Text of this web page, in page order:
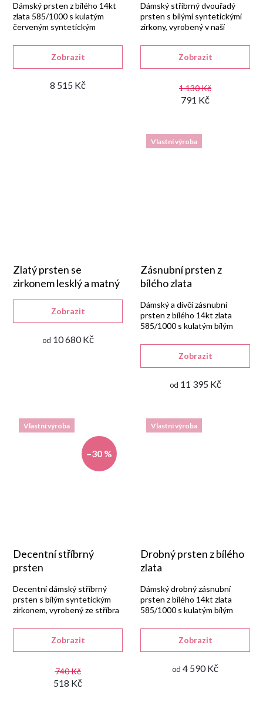
8 515 Kč
Zobrazit
Dámský prsten z bílého 14kt
zlata 585/1000 s kulatým
červeným syntetickým
lesklém provedení.
1 130 Kč
791 Kč
Zobrazit
Dámský stříbrný dvouřadý
prsten s bílými syntetickými
zirkony, vyrobený v naší
925/1000 s lesklou
rhodiovanou úpravou.
Zlatý prsten se
zirkonem lesklý a matný
od 10 680 Kč
Zobrazit
Vlastní výroba
Zásnubní prsten z
bílého zlata
od 11 395 Kč
Zobrazit
Dámský a dívčí zásnubní
prsten z bílého 14kt zlata
585/1000 s kulatým bílým
drobnými bílými zirkony v
lesklém provedení.
Vlastní výroba
–30 %
Decentní stříbrný
prsten
740 Kč
518 Kč
Zobrazit
Decentní dámský stříbrný
prsten s bílým syntetickým
zirkonem, vyrobený ze stříbra
rhodiovanou úpravou.
Vlastní výroba
Drobný prsten z bílého
zlata
od 4 590 Kč
Zobrazit
Dámský drobný zásnubní
prsten z bílého 14kt zlata
585/1000 s kulatým bílým
lesklém provedení.